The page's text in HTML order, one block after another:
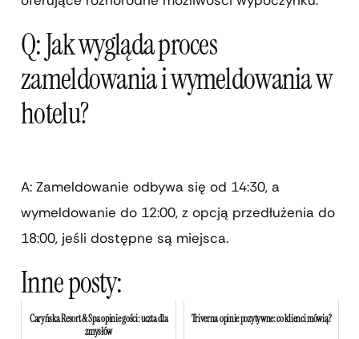
Q: Jak wygląda proces
zameldowania i wymeldowania w
hotelu?
A: Zameldowanie odbywa się od 14:30, a
wymeldowanie do 12:00, z opcją przedłużenia do
18:00, jeśli dostępne są miejsca.
Inne posty:
Caryńska Resort & Spa opinie gości: uczta dla
zmysłów
Triverna opinie pozytywne: co klienci mówią?